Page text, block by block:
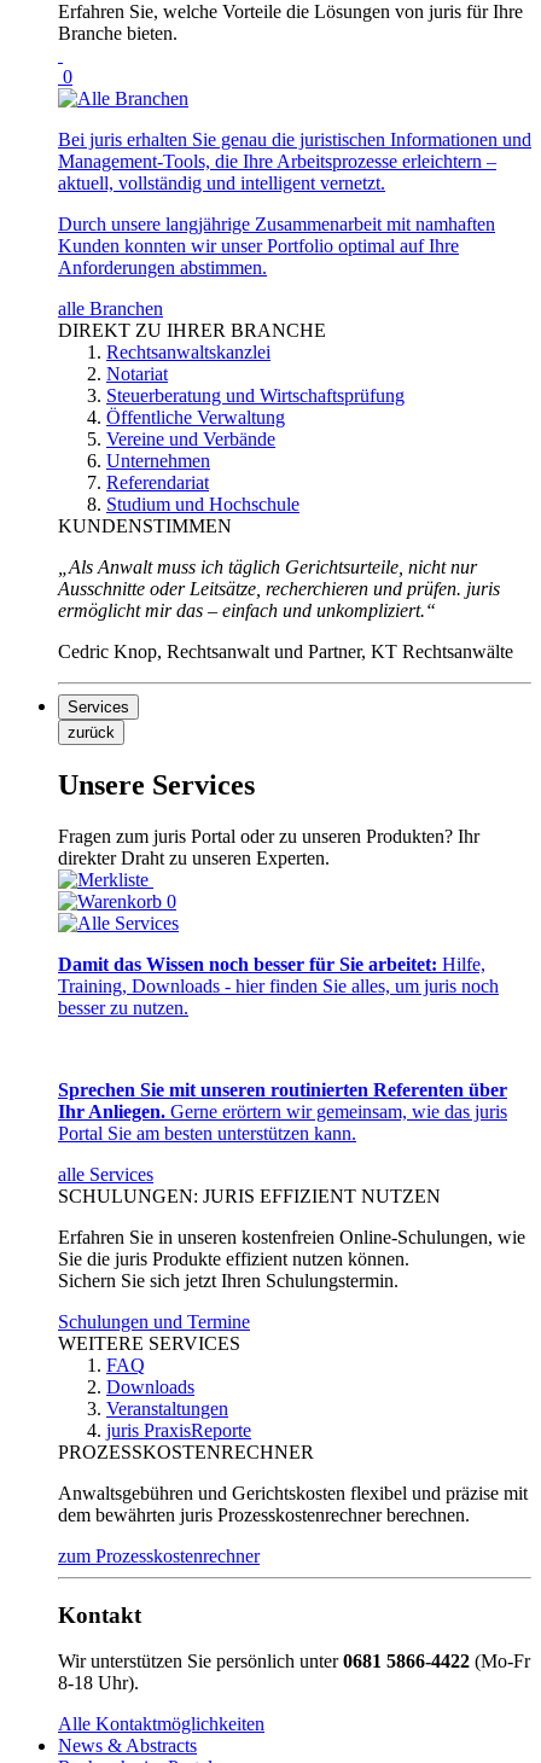
Erfahren Sie, welche Vorteile die Lösungen von juris für Ihre
Branche bieten.
0
Bei juris erhalten Sie genau die juristischen Informationen und
Management-Tools, die Ihre Arbeitsprozesse erleichtern –
aktuell, vollständig und intelligent vernetzt.
Durch unsere langjährige Zusammenarbeit mit namhaften
Kunden konnten wir unser Portfolio optimal auf Ihre
Anforderungen abstimmen.
alle Branchen
DIREKT ZU IHRER BRANCHE
Rechtsanwaltskanzlei
Notariat
Steuerberatung und Wirtschaftsprüfung
Öffentliche Verwaltung
Vereine und Verbände
Unternehmen
Referendariat
Studium und Hochschule
KUNDENSTIMMEN
„Als Anwalt muss ich täglich Gerichtsurteile, nicht nur
Ausschnitte oder Leitsätze, recherchieren und prüfen. juris
ermöglicht mir das – einfach und unkompliziert.“
Cedric Knop, Rechtsanwalt und Partner, KT Rechtsanwälte
Services
zurück
Unsere Services
Fragen zum juris Portal oder zu unseren Produkten? Ihr
direkter Draht zu unseren Experten.
0
Damit das Wissen noch besser für Sie arbeitet: Hilfe,
Training, Downloads - hier finden Sie alles, um juris noch
besser zu nutzen.
Sprechen Sie mit unseren routinierten Referenten über
Ihr Anliegen. Gerne erörtern wir gemeinsam, wie das juris
Portal Sie am besten unterstützen kann.
alle Services
SCHULUNGEN: JURIS EFFIZIENT NUTZEN
Erfahren Sie in unseren kostenfreien Online-Schulungen, wie
Sie die juris Produkte effizient nutzen können.
Sichern Sie sich jetzt Ihren Schulungstermin.
Schulungen und Termine
WEITERE SERVICES
FAQ
Downloads
Veranstaltungen
juris PraxisReporte
PROZESSKOSTENRECHNER
Anwaltsgebühren und Gerichtskosten flexibel und präzise mit
dem bewährten juris Prozesskostenrechner berechnen.
zum Prozesskostenrechner
Kontakt
Wir unterstützen Sie persönlich unter0681 5866-4422 (Mo-Fr
8-18 Uhr).
Alle Kontaktmöglichkeiten
News & Abstracts